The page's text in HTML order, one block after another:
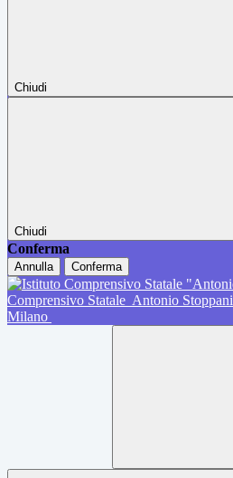
Chiudi
Chiudi
Conferma
Annulla Conferma
Comprensivo Statale Antonio Stoppani
Milano